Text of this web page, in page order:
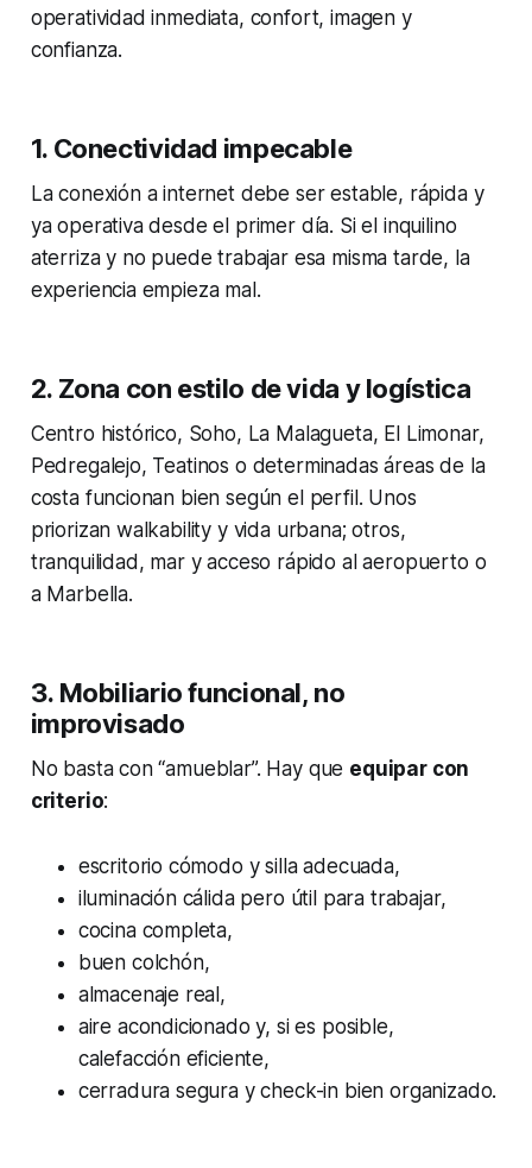
operatividad inmediata, confort, imagen y
confianza.
1. Conectividad impecable
La conexión a internet debe ser estable, rápida y
ya operativa desde el primer día. Si el inquilino
aterriza y no puede trabajar esa misma tarde, la
experiencia empieza mal.
2. Zona con estilo de vida y logística
Centro histórico, Soho, La Malagueta, El Limonar,
Pedregalejo, Teatinos o determinadas áreas de la
costa funcionan bien según el perfil. Unos
priorizan walkability y vida urbana; otros,
tranquilidad, mar y acceso rápido al aeropuerto o
a Marbella.
3. Mobiliario funcional, no
improvisado
No basta con “amueblar”. Hay que equipar con
criterio:
escritorio cómodo y silla adecuada,
iluminación cálida pero útil para trabajar,
cocina completa,
buen colchón,
almacenaje real,
aire acondicionado y, si es posible,
calefacción eficiente,
cerradura segura y check-in bien organizado.